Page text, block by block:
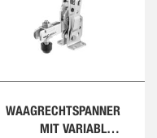
WAAGRECHTSPANNER
MIT VARIABLER